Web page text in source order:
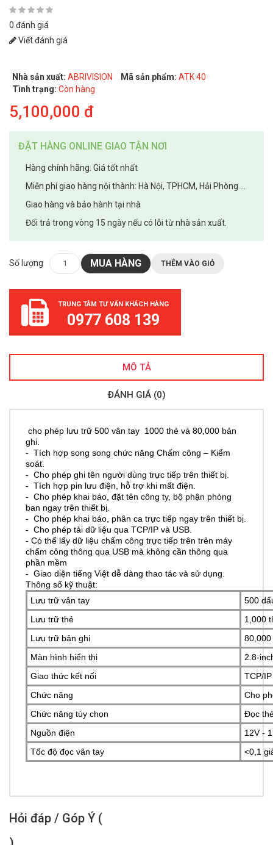
0 đánh giá
Viết đánh giá
Nhà sản xuất: ABRIVISION Mã sản phẩm: ATK 40
Tình trạng: Còn hàng
5,100,000 đ
ĐẶT HÀNG ONLINE GIAO TẬN NƠI
Hàng chính hãng. Giá tốt nhất
Miễn phí giao hàng nội thành: Hà Nội, TPHCM, Hải Phòng ...
Giao hàng và bảo hành tại nhà
Đổi trả trong vòng 15 ngày nếu có lỗi từ nhà sản xuất.
Số lượng MUA HÀNG THÊM VÀO GIỎ
TRUNG TÂM TƯ VẤN KHÁCH HÀNG
0977 608 139
MÔ TẢ
ĐÁNH GIÁ (0)
cho phép lưu trữ 500 vân tay 1000 thẻ và 80,000 bản
ghi.
- Tích hợp song song chức năng Chấm công – Kiểm
soát.
- Cho phép ghi tên người dùng trực tiếp trên thiết bị.
- Tích hợp pin lưu điện, hỗ trợ khi mất điện.
- Cho phép khai báo, đặt tên công ty, bộ phận phòng
ban ngay trên thiết bị.
- Cho phép khai báo, phân ca trực tiếp ngay trên thiết bị.
- Cho phép tải dữ liệu qua TCP/IP và USB.
- Có thể lấy dữ liệu chấm công trực tiếp trên trên máy
chấm công thông qua USB mà không cần thông qua
phần mềm
- Giao diện tiếng Việt dễ dàng thao tác và sử dụng.
Thông số kỹ thuật:
Lưu trữ vân tay
500
Lưu trữ thẻ
1,000
Lưu trữ bản ghi
Màn hình hiển thị
2.8-
Giao thức kết nối
TCP/
Chức năng
Cho
Chức năng tùy chọn
Đọc
Nguồn điện
12V -
Tốc độ đọc vân tay
<0,1
Hỏi đáp / Góp Ý (